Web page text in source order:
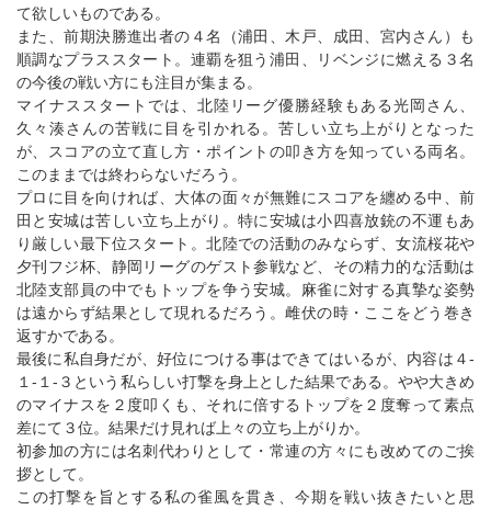
て欲しいものである。
また、前期決勝進出者の４名（浦田、木戸、成田、宮内さん）も
順調なプラススタート。連覇を狙う浦田、リベンジに燃える３名
の今後の戦い方にも注目が集まる。
マイナススタートでは、北陸リーグ優勝経験もある光岡さん、
久々湊さんの苦戦に目を引かれる。苦しい立ち上がりとなった
が、スコアの立て直し方・ポイントの叩き方を知っている両名。
このままでは終わらないだろう。
プロに目を向ければ、大体の面々が無難にスコアを纏める中、前
田と安城は苦しい立ち上がり。特に安城は小四喜放銃の不運もあ
り厳しい最下位スタート。北陸での活動のみならず、女流桜花や
夕刊フジ杯、静岡リーグのゲスト参戦など、その精力的な活動は
北陸支部員の中でもトップを争う安城。麻雀に対する真摯な姿勢
は遠からず結果として現れるだろう。雌伏の時・ここをどう巻き
返すかである。
最後に私自身だが、好位につける事はできてはいるが、内容は４-
１-１-３という私らしい打撃を身上とした結果である。やや大きめ
のマイナスを２度叩くも、それに倍するトップを２度奪って素点
差にて３位。結果だけ見れば上々の立ち上がりか。
初参加の方には名刺代わりとして・常連の方々にも改めてのご挨
拶として。
この打撃を旨とする私の雀風を貫き、今期を戦い抜きたいと思